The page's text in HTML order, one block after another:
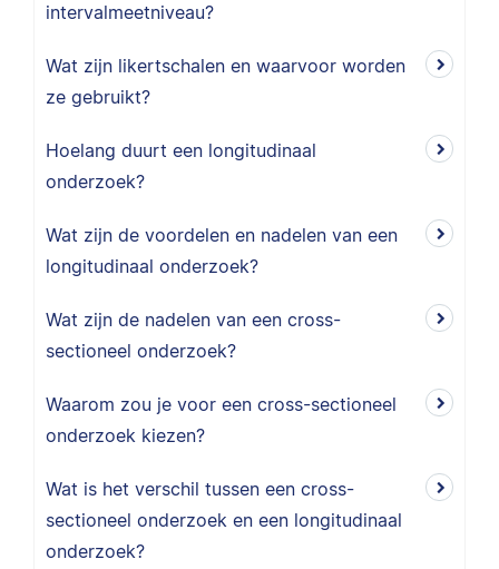
intervalmeetniveau?
Wat zijn likertschalen en waarvoor worden
ze gebruikt?
Hoelang duurt een longitudinaal
onderzoek?
Wat zijn de voordelen en nadelen van een
longitudinaal onderzoek?
Wat zijn de nadelen van een cross-
sectioneel onderzoek?
Waarom zou je voor een cross-sectioneel
onderzoek kiezen?
Wat is het verschil tussen een cross-
sectioneel onderzoek en een longitudinaal
onderzoek?